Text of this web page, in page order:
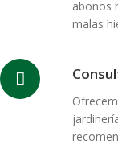
abonos
malas